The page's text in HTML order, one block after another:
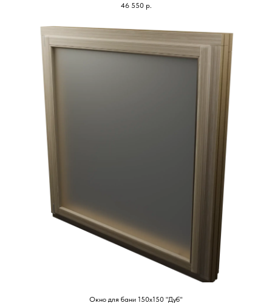
46 550 р.
Окно для бани 150х150 "Дуб"